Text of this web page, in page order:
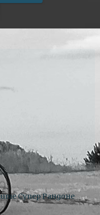
Супер Рандоне